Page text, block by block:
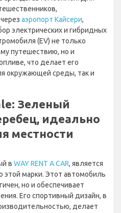
аэропорт Кайсери,
электрических и гибридных
(EV) не только
путешествию, но и
что делает его
окружающей среды, так и
Зеленый
идеально
местности
в WAY RENT A CAR, является
марки. Этот автомобиль
но и обеспечивает
Его спортивный дизайн, в
делает